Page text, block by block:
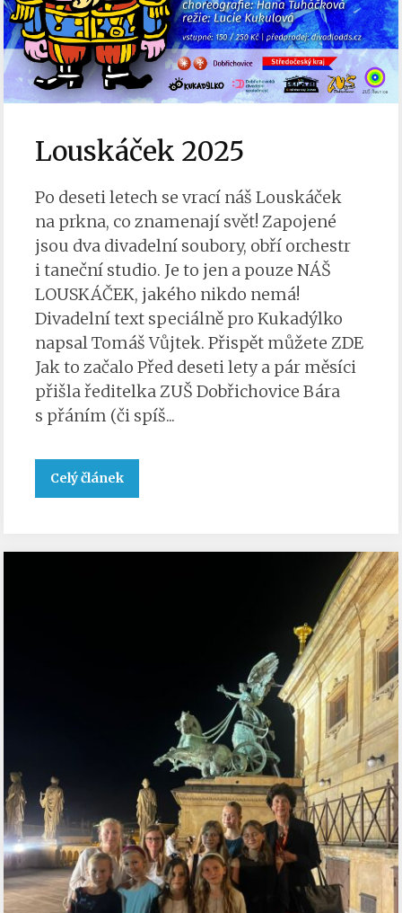
Louskáček 2025
Po deseti letech se vrací náš Louskáček
na prkna, co znamenají svět! Zapojené
jsou dva divadelní soubory, obří orchestr
i taneční studio. Je to jen a pouze NÁŠ
LOUSKÁČEK, jakého nikdo nemá!
Divadelní text speciálně pro Kukadýlko
napsal Tomáš Vůjtek. Přispět můžete ZDE
Jak to začalo Před deseti lety a pár měsíci
přišla ředitelka ZUŠ Dobřichovice Bára
s přáním (či spíš...
Celý článek